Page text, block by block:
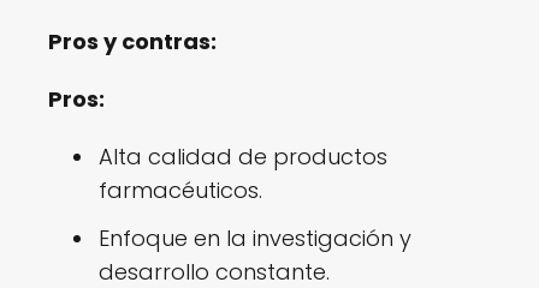
Pros y contras:
Pros:
Alta calidad de productos
farmacéuticos.
Enfoque en la investigación y
desarrollo constante.